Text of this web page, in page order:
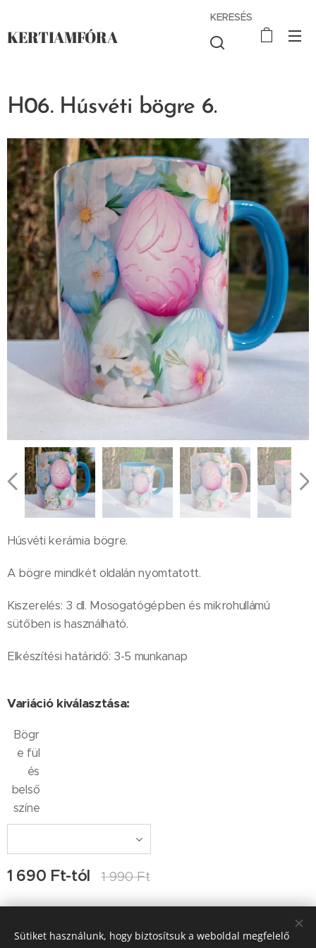
KERTIAMFÓRA
KERESÉS
H06. Húsvéti bögre 6.
Húsvéti kerámia bögre.
A bögre mindkét oldalán nyomtatott.
Kiszerelés: 3 dl. Mosogatógépben és mikrohullámú
sütőben is használható.
Elkészítési határidő: 3-5 munkanap
Variáció kiválasztása:
Bögr
e fül
és
belső
színe
1 690 Ft-tól 1 990Ft
Kapcsolat: Ocskay-Tulkán Ágnes, Ocskay Lehel, e-
Sütiket használunk, hogy biztosítsuk a weboldal megfelelő